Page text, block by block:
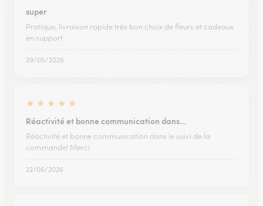
super
Pratique, livraison rapide très bon choix de fleurs et cadeaux
en support
29/05/2026
★ ★ ★ ★ ★
Réactivité et bonne communication dans…
Réactivité et bonne communication dans le suivi de la
commande! Merci
22/06/2026